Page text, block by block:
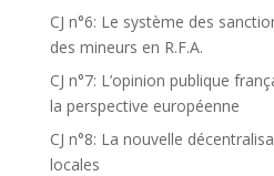
CJ n°6: Le système des
des mineurs en R.F.A.
CJ n°7: L’opinion publique
la perspective européenne
CJ n°8: La nouvelle
locales